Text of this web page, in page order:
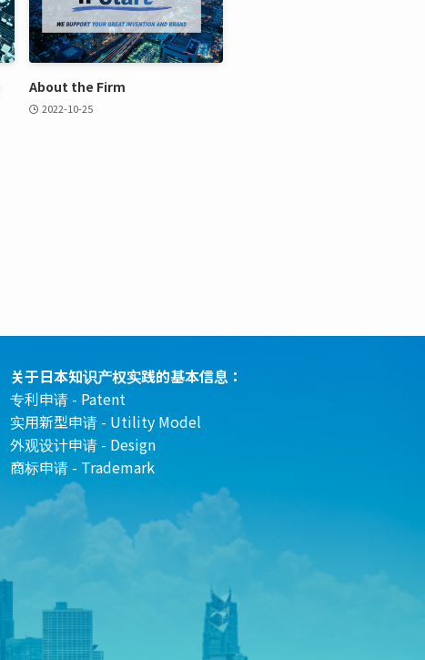
About the Firm
2022-10-25
关于日本知识产权实践的基本信息：
专利申请 - Patent
实用新型申请 - Utility Model
外观设计申请 - Design
商标申请 - Trademark